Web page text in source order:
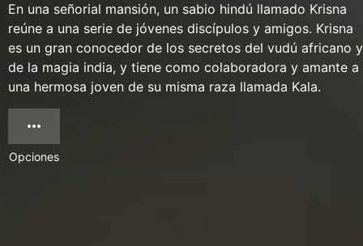
En una señorial mansión, un sabio hindú llamado Krisna
reúne a una serie de jóvenes discípulos y amigos. Krisna
es un gran conocedor de los secretos del vudú africano y
de la magia india, y tiene como colaboradora y amante a
una hermosa joven de su misma raza llamada Kala.
Opciones